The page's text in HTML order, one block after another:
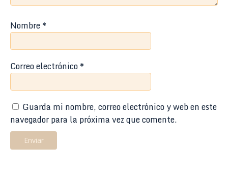
Nombre*
Correo electrónico*
Guarda mi nombre, correo electrónico y web en este
navegador para la próxima vez que comente.